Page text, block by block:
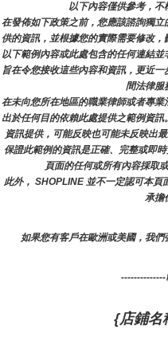
以下內容僅供參考，不
在發佈如下政策之前，您應該諮詢獨
供的資訊，並根據您的實際需要修改
以下範例內容或此處包含的任何連結
旨在令您接收這些內容和資訊，更近
間法律服
在未向您所在地區的職業律師或者專
出於任何目的依賴此處提供之範例資
資訊提供，可能反映也可能未反映出
保證此範例的資訊是正確、完整或即
頁面的任何或所有內容採取
此外， SHOPLINE 並不一定認可本頁
承擔
如果您有客戶在歐洲或美國，我們
{店鋪名